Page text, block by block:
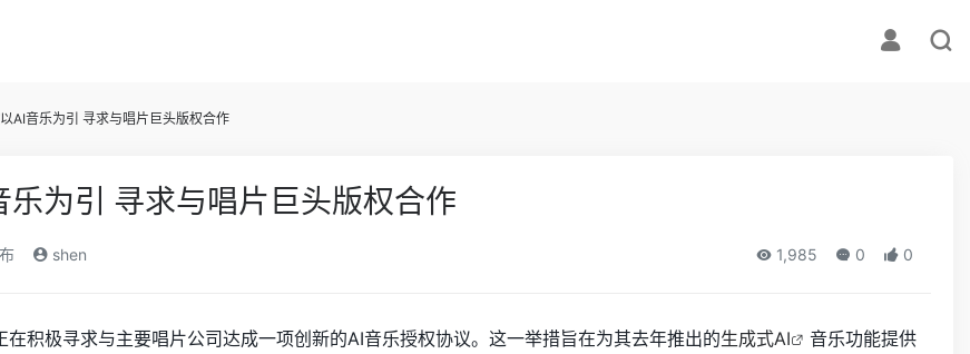
AI音乐为引 寻求与唱片巨头版权合作
为引 寻求与唱片巨头版权合作
shen 1,985 0 0
在积极寻求与主要唱片公司达成一项创新的AI音乐授权协议。这一举措旨在为其去年推出的生成式AI
音乐功能提供